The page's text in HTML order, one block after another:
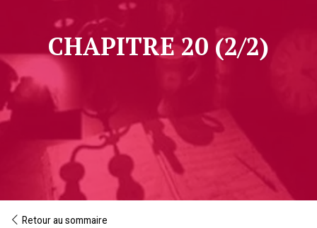
CHAPITRE 20 (2/2)
Retour au sommaire